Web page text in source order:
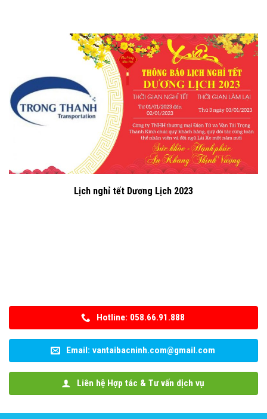
Lịch nghỉ tết Dương Lịch 2023
Hotline: 058.66.91.888
Email: vantaibacninh.com@gmail.com
Liên hệ Hợp tác & Tư vấn dịch vụ